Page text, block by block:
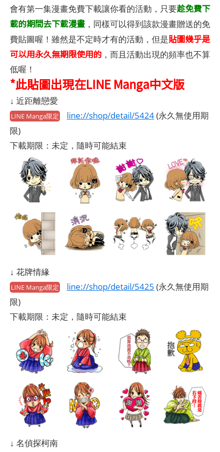
會有第一集漫畫免費下載讓你看的活動，只要趁免費下
載的期間去下載漫畫 ，同樣可以得到該款漫畫贈送的免
費貼圖喔！雖然是不定時才有的活動，但是貼圖幾乎是
可以用永久無期限使用的 ，而且活動出現的頻率也不算
低喔！
*此貼圖出現在LINE Manga中文版
↓ 近距離戀愛
LINE Manga限定 line://shop/detail/5424(永久無使用期
限)
下載期限：未定，隨時可能結束
↓ 花牌情緣
LINE Manga限定 line://shop/detail/5425 (永久無使用期
限)
下載期限：未定，隨時可能結束
↓ 名偵探柯南